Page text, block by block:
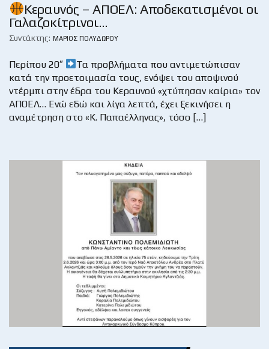
Κεραυνός – ΑΠΟΕΛ: Αποδεκατισμένοι οι
Γαλαζοκίτρινοι…
Συντάκτης: ΜΆΡΙΟΣ ΠΟΛΥΔΏΡΟΥ
Περίπου 20″
Τα προβλήματα που αντιμετώπισαν
κατά την προετοιμασία τους, ενόψει του αποψινού
ντέρμπι στην έδρα του Κεραυνού «χτύπησαν καίρια» τον
ΑΠΟΕΛ… Ενώ εδώ και λίγα λεπτά, έχει ξεκινήσει η
αναμέτρηση στο «Κ. Παπαέλληνας», τόσο […]